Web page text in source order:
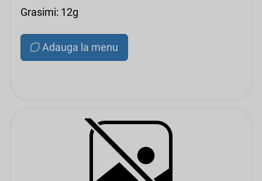
Grasimi: 12g
Adauga la menu